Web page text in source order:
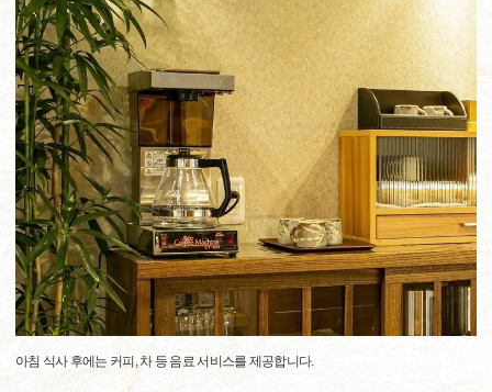
아침 식사 후에는 커피, 차 등 음료 서비스를 제공합니다.